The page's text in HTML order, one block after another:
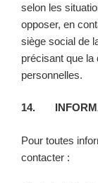
selon les
opposer, en
siège social de
précisant que la
personnelles.
14.
Pour toutes
contacter :